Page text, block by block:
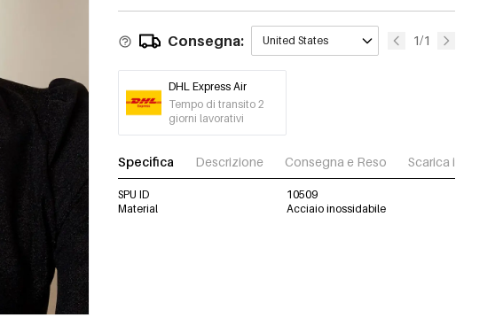
Consegna: United States 1/1
DHL Express Air
Tempo di transito 2
giorni lavorativi
Specifica Descrizione Consegna e Reso Scarica immagini
SPU ID
10509
Material
Acciaio inossidabile